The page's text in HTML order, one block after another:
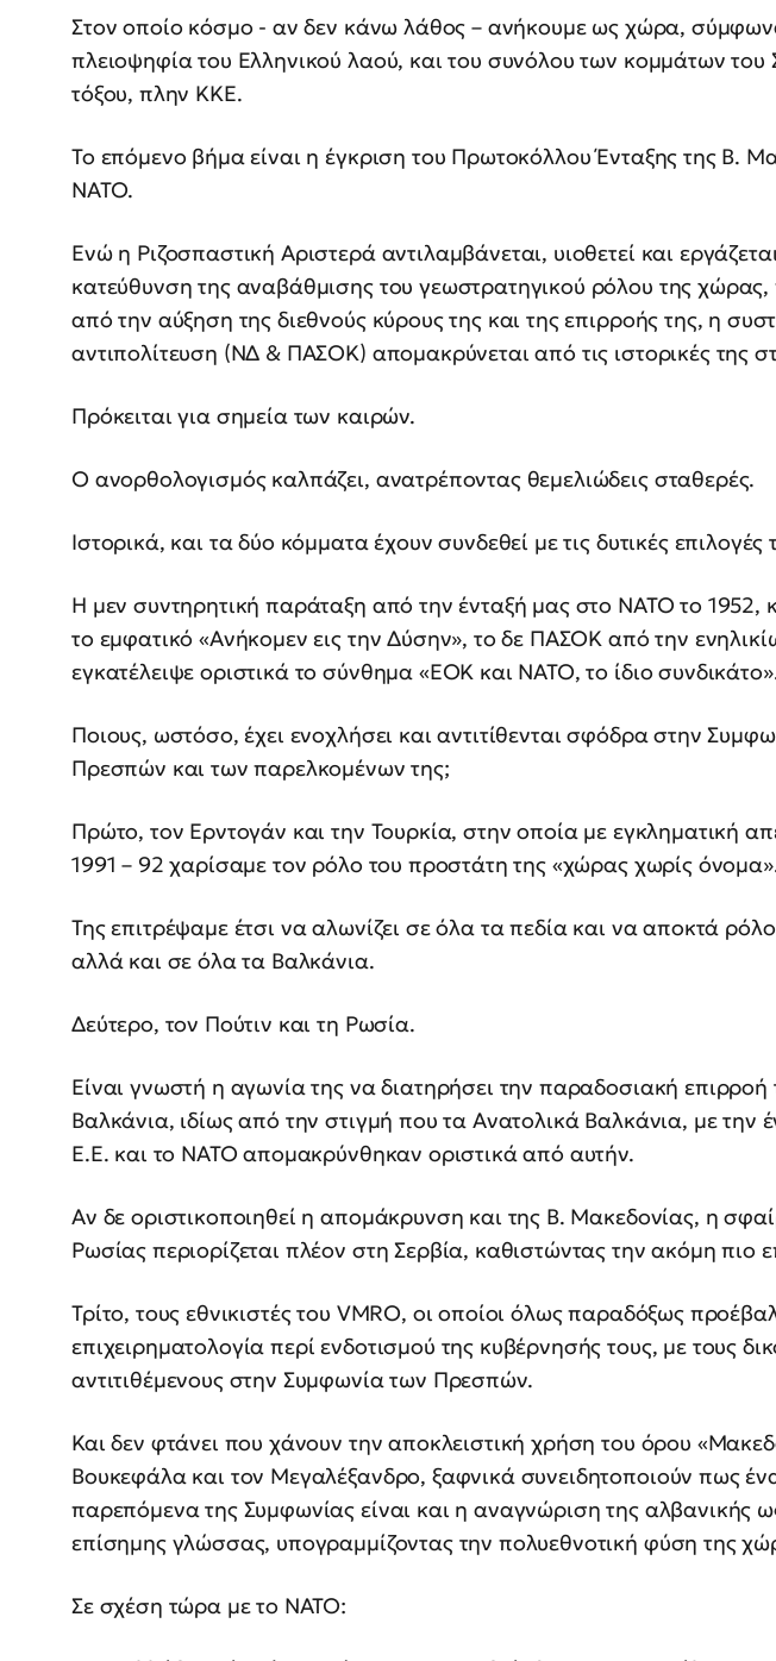
Στον οποίο κόσμο - αν δεν κάνω λάθος – ανήκουμε ως χώρα,
πλειοψηφία του Ελληνικού λαού, και του συνόλου των κομμάτων του
τόξου, πλην ΚΚΕ.
Το επόμενο βήμα είναι η έγκριση του Πρωτοκόλλου Ένταξης της Β.
ΝΑΤΟ.
Ενώ η Ριζοσπαστική Αριστερά αντιλαμβάνεται, υιοθετεί και
κατεύθυνση της αναβάθμισης του γεωστρατηγικού ρόλου της χώρας,
από την αύξηση της διεθνούς κύρους της και της επιρροής της, η
αντιπολίτευση (ΝΔ & ΠΑΣΟΚ) απομακρύνεται από τις ιστορικές της
Πρόκειται για σημεία των καιρών.
Ο ανορθολογισμός καλπάζει, ανατρέποντας θεμελιώδεις σταθερές.
Ιστορικά, και τα δύο κόμματα έχουν συνδεθεί με τις δυτικές
Η μεν συντηρητική παράταξη από την ένταξή μας στο ΝΑΤΟ το 1952,
το εμφατικό «Ανήκομεν εις την Δύσην», το δε ΠΑΣΟΚ από την
εγκατέλειψε οριστικά το σύνθημα «ΕΟΚ και ΝΑΤΟ, το ίδιο
Ποιους, ωστόσο, έχει ενοχλήσει και αντιτίθενται σφόδρα στην
Πρεσπών και των παρελκομένων της;
Πρώτο, τον Ερντογάν και την Τουρκία, στην οποία με εγκληματική
1991 – 92 χαρίσαμε τον ρόλο του προστάτη της «χώρας χωρίς
Της επιτρέψαμε έτσι να αλωνίζει σε όλα τα πεδία και να αποκτά
αλλά και σε όλα τα Βαλκάνια.
Δεύτερο, τον Πούτιν και τη Ρωσία.
Είναι γνωστή η αγωνία της να διατηρήσει την παραδοσιακή επιρροή
Βαλκάνια, ιδίως από την στιγμή που τα Ανατολικά Βαλκάνια, με την
Ε.Ε. και το ΝΑΤΟ απομακρύνθηκαν οριστικά από αυτήν.
Αν δε οριστικοποιηθεί η απομάκρυνση και της Β. Μακεδονίας, η
Ρωσίας περιορίζεται πλέον στη Σερβία, καθιστώντας την ακόμη πιο
Τρίτο, τους εθνικιστές του VMRO, οι οποίοι όλως παραδόξως
επιχειρηματολογία περί ενδοτισμού της κυβέρνησής τους, με τους
αντιτιθέμενους στην Συμφωνία των Πρεσπών.
Και δεν φτάνει που χάνουν την αποκλειστική χρήση του όρου
Βουκεφάλα και τον Μεγαλέξανδρο, ξαφνικά συνειδητοποιούν πως
παρεπόμενα της Συμφωνίας είναι και η αναγνώριση της αλβανικής
επίσημης γλώσσας, υπογραμμίζοντας την πολυεθνοτική φύση της
Σε σχέση τώρα με το ΝΑΤΟ: